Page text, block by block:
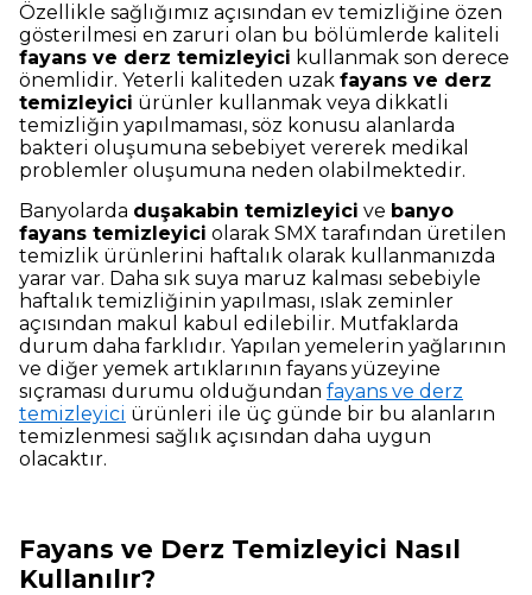
Özellikle sağlığımız açısından ev temizliğine özen
gösterilmesi en zaruri olan bu bölümlerde kaliteli
fayans ve derz temizleyici kullanmak son derece
önemlidir. Yeterli kaliteden uzak fayans ve derz
temizleyici ürünler kullanmak veya dikkatli
temizliğin yapılmaması, söz konusu alanlarda
bakteri oluşumuna sebebiyet vererek medikal
problemler oluşumuna neden olabilmektedir.
Banyolarda duşakabin temizleyici ve banyo
fayans temizleyici olarak SMX tarafından üretilen
temizlik ürünlerini haftalık olarak kullanmanızda
yarar var. Daha sık suya maruz kalması sebebiyle
haftalık temizliğinin yapılması, ıslak zeminler
açısından makul kabul edilebilir. Mutfaklarda
durum daha farklıdır. Yapılan yemelerin yağlarının
ve diğer yemek artıklarının fayans yüzeyine
sıçraması durumu olduğundan fayans ve derz
temizleyici ürünleri ile üç günde bir bu alanların
temizlenmesi sağlık açısından daha uygun
olacaktır.
Fayans ve Derz Temizleyici Nasıl
Kullanılır?